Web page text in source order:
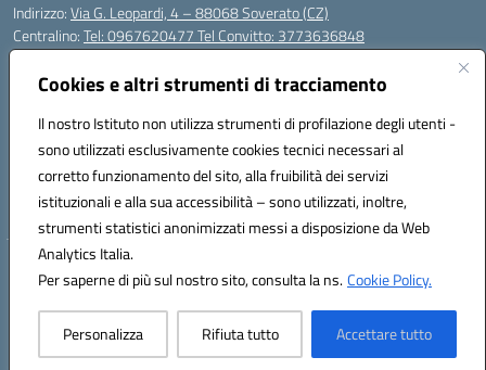
Cookies e altri strumenti di tracciamento
Il nostro Istituto non utilizza strumenti di profilazione degli utenti -
sono utilizzati esclusivamente cookies tecnici necessari al
corretto funzionamento del sito, alla fruibilità dei servizi
istituzionali e alla sua accessibilità – sono utilizzati, inoltre,
strumenti statistici anonimizzati messi a disposizione da Web
Analytics Italia.
Per saperne di più sul nostro sito, consulta la ns.Cookie Policy.
Personalizza Rifiuta tutto Accettare tutto
Indirizzo:Via G. Leopardi, 4 – 88068 Soverato (CZ)
Centralino:Tel: 0967620477 Tel Convitto: 3773636848
Email:
Posta elettronica certificata (PEC):czrh04000q@pec.istruzione.it
Codice fiscale: 84000690796
Codice meccanografico:CZRH04000Q
Codice Indice delle Pubbliche Amministrazioni (IPA): istsc_czrh04000q
Codice unico di fatturazione (CUF): UF9M13
Hosting & Powered by 3D Solution S.r.l.
Concept & Design by Designers Italia